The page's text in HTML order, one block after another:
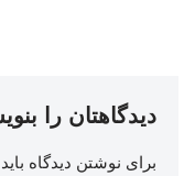
دیدگاهتان را
برای نوشتن دیدگاه باید